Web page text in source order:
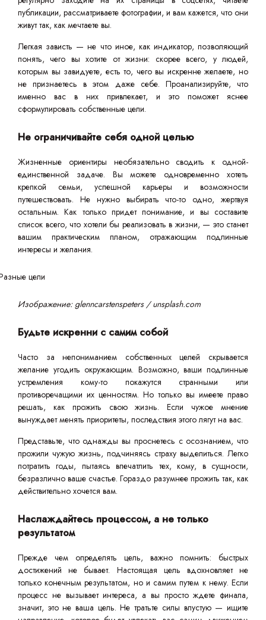
публикации, рассматриваете фотографии, и вам кажется, что они
живут так, как мечтаете вы.
Легкая зависть — не что иное, как индикатор, позволяющий
понять, чего вы хотите от жизни: скорее всего, у людей,
которым вы завидуете, есть то, чего вы искренне желаете, но
не признаетесь в этом даже себе. Проанализируйте, что
именно вас в них привлекает, и это поможет яснее
сформулировать собственные цели.
Не ограничивайте себя одной целью
Жизненные ориентиры необязательно сводить к одной-
единственной задаче. Вы можете одновременно хотеть
крепкой семьи, успешной карьеры и возможности
путешествовать. Не нужно выбирать что-то одно, жертвуя
остальным. Как только придет понимание, и вы составите
список всего, что хотели бы реализовать в жизни, — это станет
вашим практическим планом, отражающим подлинные
интересы и желания.
Изображение: glenncarstenspeters / unsplash.com
Будьте искренни с самим собой
Часто за непониманием собственных целей скрывается
желание угодить окружающим. Возможно, ваши подлинные
устремления кому-то покажутся странными или
противоречащими их ценностям. Но только вы имеете право
решать, как прожить свою жизнь. Если чужое мнение
вынуждает менять приоритеты, последствия этого лягут на вас.
Представьте, что однажды вы проснетесь с осознанием, что
прожили чужую жизнь, подчиняясь страху выделиться. Легко
потратить годы, пытаясь впечатлить тех, кому, в сущности,
безразлично ваше счастье. Гораздо разумнее прожить так, как
действительно хочется вам.
Наслаждайтесь процессом, а не только
результатом
Прежде чем определять цель, важно помнить: быстрых
достижений не бывает. Настоящая цель вдохновляет не
только конечным результатом, но и самим путем к нему. Если
процесс не вызывает интереса, а вы просто ждете финала,
значит, это не ваша цель. Не тратьте силы впустую — ищите